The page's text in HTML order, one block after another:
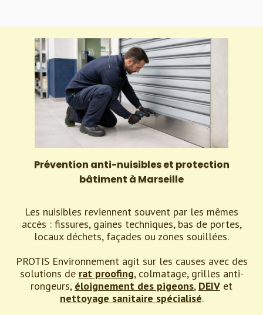
Prévention anti-nuisibles et protection
bâtiment à Marseille
Les nuisibles reviennent souvent par les mêmes
accès : fissures, gaines techniques, bas de portes,
locaux déchets, façades ou zones souillées.
PROTIS Environnement agit sur les causes avec des
solutions de rat proofing, colmatage, grilles anti-
rongeurs, éloignement des pigeons, DEIV et
nettoyage sanitaire spécialisé.